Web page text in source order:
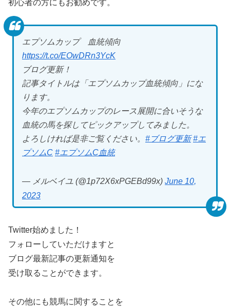
初心者の方にもお勧めです。
エプソムカップ 血統傾向
https://t.co/EOwDRn3YcK
ブログ更新！
記事タイトルは「エプソムカップ血統傾向」にな
ります。
今年のエプソムカップのレース展開に合いそうな
血統の馬を探してピックアップしてみました。
よろしければ是非ご覧ください。 #ブログ更新 #エ
プソムC #エプソムC血統
— メルベイユ (@1p72X6xPGEBd99x) June 10,
2023
Twitter始めました！
フォローしていただけますと
ブログ最新記事の更新通知を
受け取ることができます。
その他にも競馬に関することを